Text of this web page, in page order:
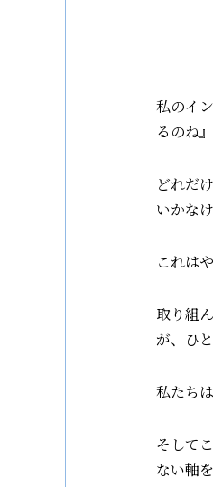
私のイ
るのね
どれだ
いかな
これは
取り組
が、ひ
私たち
そして
ない軸